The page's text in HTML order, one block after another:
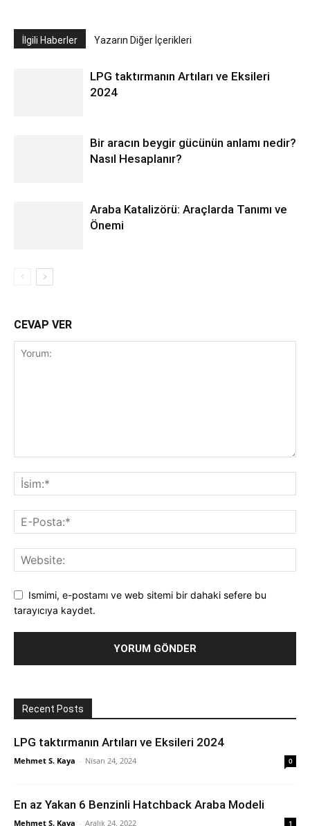
İlgili Haberler Yazarın Diğer İçerikleri
LPG taktırmanın Artıları ve Eksileri
2024
Bir aracın beygir gücünün anlamı nedir?
Nasıl Hesaplanır?
Araba Katalizörü: Araçlarda Tanımı ve
Önemi
CEVAP VER
Ismimi, e-postamı ve web sitemi bir dahaki sefere bu
tarayıcıya kaydet.
Recent Posts
LPG taktırmanın Artıları ve Eksileri 2024
Mehmet S. Kaya - Nisan 24, 2024 0
En az Yakan 6 Benzinli Hatchback Araba Modeli
Mehmet S. Kaya - Aralık 24, 2022 1